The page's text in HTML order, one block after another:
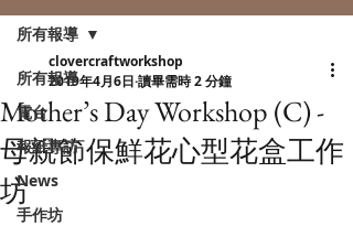
所有報導
電台
報紙專訪
News
手作坊
所有報導
Mother’s Day Workshop (C) -
母親節保鮮花心型花盒工作
坊
clovercraftworkshop
2019年4月6日 讀畢需時 2 分鐘